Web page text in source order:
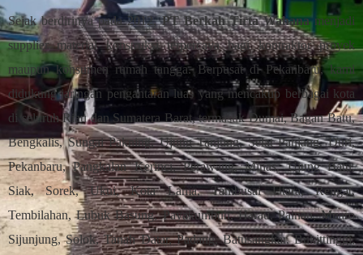
Sejak berdirinya pada 2012,PT Berkah Tirta Wahanamenjadi
supplier material konstruksi terpercaya bagi kontraktor proyek
maupun konsumen rumah tangga. Berpusat di Pekanbaru, kami
didukung jaringan pengantaran luas yang mencakup berbagai kota
di seluruh Riau dan Sumatera Barat, termasuk Dumai, Bagan Batu,
Bengkalis, Sungai Pakning, Ujung Tanjung, Selat Panjang, Duri,
Pekanbaru, Pangkalan Kerinci, Perawang, Minas, Ujung Batu,
Siak, Sorek, Ukui, Kota Lama, Tambusai Utara, Rengat,
Tembilahan, Lubuk Basung, Payakumbuh, Harau, Painan, Muaro
Sijunjung, Solok, Tanah Datar, Padang, Batusangkar, Bukittinggi,